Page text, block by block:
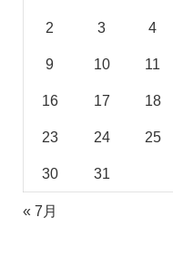
2 3 4
9 10 11
16 17 18
23 24 25
30 31
« 7月